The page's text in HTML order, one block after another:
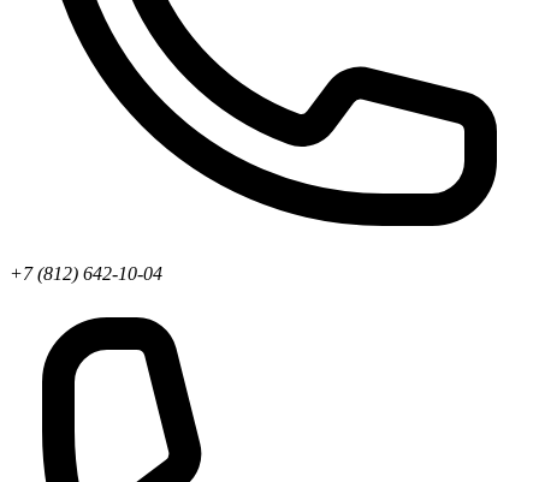
+7 (812) 642-10-04